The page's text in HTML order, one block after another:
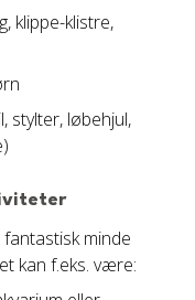
klippe-klistre,
stylter, løbehjul,
minde
kan f.eks. være: